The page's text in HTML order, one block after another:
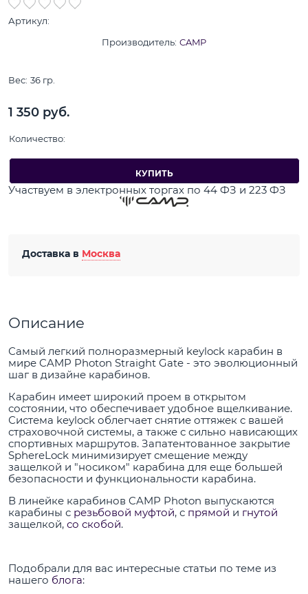
Артикул:
Производитель: CAMP
Вес: 36 гр.
1 350 руб.
Количество:
КУПИТЬ
Участвуем в электронных торгах по 44 ФЗ и 223 ФЗ
Доставка в Москва
Описание
Самый легкий полноразмерный keylock карабин в
мире CAMP Photon Straight Gate - это эволюционный
шаг в дизайне карабинов.
Карабин имеет широкий проем в открытом
состоянии, что обеспечивает удобное вщелкивание.
Система keylock облегчает снятие оттяжек с вашей
страховочной системы, а также с сильно нависающих
спортивных маршрутов. Запатентованное закрытие
SphereLock минимизирует смещение между
защелкой и "носиком" карабина для еще большей
безопасности и функциональности карабина.
В линейке карабинов CAMP Photon выпускаются
карабины с резьбовой муфтой, с прямой и гнутой
защелкой, со скобой.
Подобрали для вас интересные статьи по теме из
нашего блога: